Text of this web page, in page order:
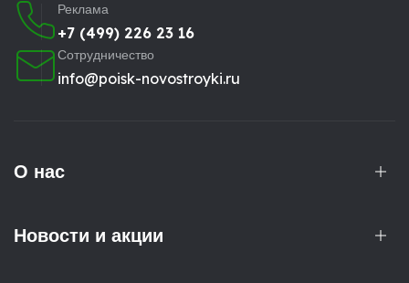
Реклама
+7 (499) 226 23 16
Сотрудничество
info@poisk-novostroyki.ru
О нас
Новости и акции